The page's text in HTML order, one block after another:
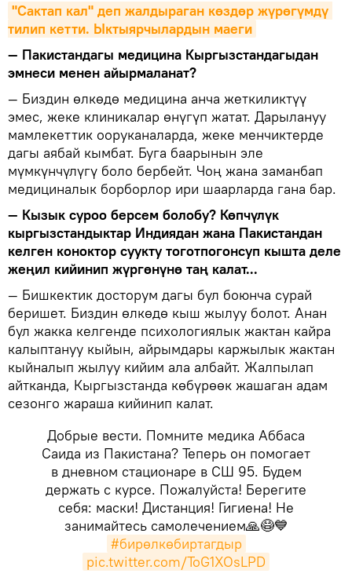
"Сактап кал" деп жалдыраган көздөр жүрөгүмдү
тилип кетти. Ыктыярчылардын маеги
— Пакистандагы медицина Кыргызстандагыдан
эмнеси менен айырмаланат?
— Биздин өлкөдө медицина анча жеткиликтүү
эмес, жеке клиникалар өнүгүп жатат. Дарылануу
мамлекеттик ооруканаларда, жеке менчиктерде
дагы аябай кымбат. Буга баарынын эле
мүмкүнчүлүгү боло бербейт. Чоң жана заманбап
медициналык борборлор ири шаарларда гана бар.
— Кызык суроо берсем болобу? Көпчүлүк
кыргызстандыктар Индиядан жана Пакистандан
келген коноктор суукту тоготпогонсуп кышта деле
жеңил кийинип жүргөнүнө таң калат...
— Бишкектик досторум дагы бул боюнча сурай
беришет. Биздин өлкөдө кыш жылуу болот. Анан
бул жакка келгенде психологиялык жактан кайра
калыптануу кыйын, айрымдары каржылык жактан
кыйналып жылуу кийим ала албайт. Жалпылап
айтканда, Кыргызстанда көбүрөөк жашаган адам
сезонго жараша кийинип калат.
Добрые вести. Помните медика Аббаса
Саида из Пакистана? Теперь он помогает
в дневном стационаре в СШ 95. Будем
держать с курсе. Пожалуйста! Берегите
себя: маски! Дистанция! Гигиена! Не
занимайтесь самолечением🙏😷💙
#бирөлкөбиртагдыр
pic.twitter.com/ToG1XOsLPD